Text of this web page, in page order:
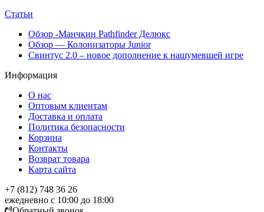
Статьи
Обзор -Манчкин Pathfinder Делюкс
Обзор — Колонизаторы Junior
Свинтус 2.0 – новое дополнение к нашумевшей игре
Информация
О нас
Оптовым клиентам
Доставка и оплата
Политика безопасности
Корзина
Контакты
Возврат товара
Карта сайта
+7 (812) 748 36 26
ежедневно с 10:00 до 18:00